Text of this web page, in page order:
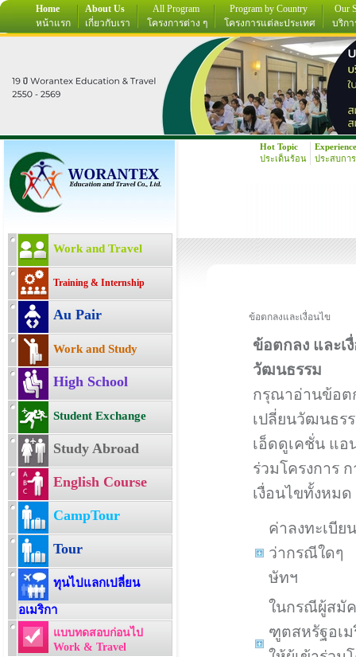
Home
หน้าแรก
About Us
เกี่ยวกับเรา
All Program
โครงการต่าง ๆ
Program by Country
โครงการแต่ละประเทศ
Our
บริกา
Work and Travel
Training & Internship
Au Pair
Work and Study
High School
Student Exchange
Study Abroad
English Course
CampTour
Tour
ทุนไปแลกเปลี่ยน
อเมริกา
แบบทดสอบก่อนไป
Work & Travel
Hot Topic
ประเด็นร้อน
Experience
ประสบกา
ข้อตกลงและเงื่อนไข
ข้อตกลง และเ
วัฒนธรรม
กรุณาอ่านข้อต
เปลี่ยนวัฒนธร
เอ็ดดูเคชั่น แอ
ร่วมโครงการ
เงื่อนไขทั้งหมด
ค่าลงทะเบีย
ว่ากรณีใดๆ
ษัทฯ
ในกรณีผู้สมัค
ฑูตสหรัฐอเ